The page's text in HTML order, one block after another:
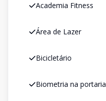
Academia Fitness
Área de Lazer
Bicicletário
Biometria na portaria